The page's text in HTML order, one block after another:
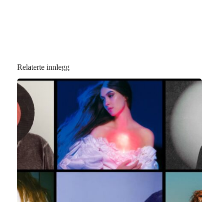
Relaterte innlegg